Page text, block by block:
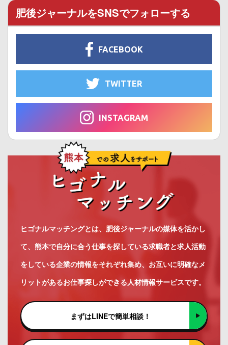
肥後ジャーナルをSNSでフォローする
FACEBOOK
TWITTER
INSTAGRAM
ヒゴナルマッチングとは、肥後ジャーナルの媒体を活かし
て、熊本で自分に合う仕事を探している求職者と求人活動
をしている企業の情報をそれぞれ集め、お互いに明確なメ
リットがあるお仕事探しができる人材情報サービスです。
まずはLINEで簡単相談！